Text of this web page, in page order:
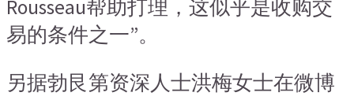
Rousseau帮助打理，这似乎是收购交
易的条件之一”。
另据勃艮第资深人士洪梅女士在微博